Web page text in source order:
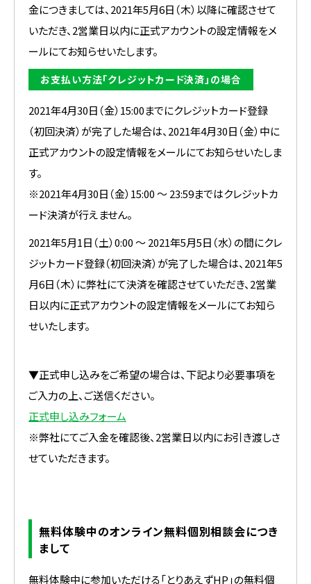
金につきましては、2021年5月6日（木）以降に確認させて
いただき、2営業日以内に正式アカウントの設定情報をメ
ールにてお知らせいたします。
お支払い方法「クレジットカード決済」の場合
2021年4月30日（金）15:00までにクレジットカード登録
（初回決済）が完了した場合は、2021年4月30日（金）中に
正式アカウントの設定情報をメールにてお知らせいたしま
す。
※2021年4月30日（金）15:00 ～ 23:59まではクレジットカ
ード決済が行えません。
2021年5月1日（土）0:00 ～ 2021年5月5日（水）の間にクレ
ジットカード登録（初回決済）が完了した場合は、2021年5
月6日（木）に弊社にて決済を確認させていただき、2営業
日以内に正式アカウントの設定情報をメールにてお知ら
せいたします。
▼正式申し込みをご希望の場合は、下記より必要事項を
ご入力の上、ご送信ください。
正式申し込みフォーム
※弊社にてご入金を確認後、2営業日以内にお引き渡しさ
せていただきます。
無料体験中のオンライン無料個別相談会につき
まして
無料体験中に参加いただける「とりあえずHP」の無料個